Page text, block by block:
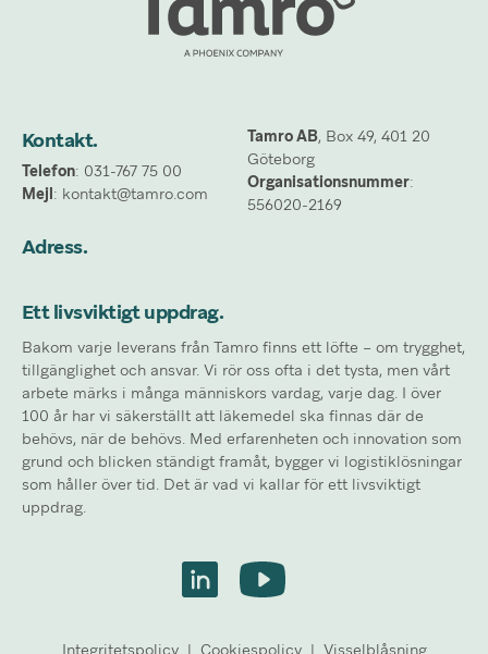
Ett livsviktigt uppdrag.
Bakom varje leverans från Tamro finns ett löfte – om trygghet,
tillgänglighet och ansvar. Vi rör oss ofta i det tysta, men vårt
arbete märks i många människors vardag, varje dag. I över
100 år har vi säkerställt att läkemedel ska finnas där de
behövs, när de behövs. Med erfarenheten och innovation som
grund och blicken ständigt framåt, bygger vi logistiklösningar
som håller över tid. Det är vad vi kallar för ett livsviktigt
uppdrag.
Integritetspolicy Cookiespolicy Visselblåsning
Kontakt.
Telefon: 031-767 75 00
Mejl : kontakt@tamro.com
Adress.
Tamro AB, Box 49, 401 20
Göteborg
Organisationsnummer:
556020-2169